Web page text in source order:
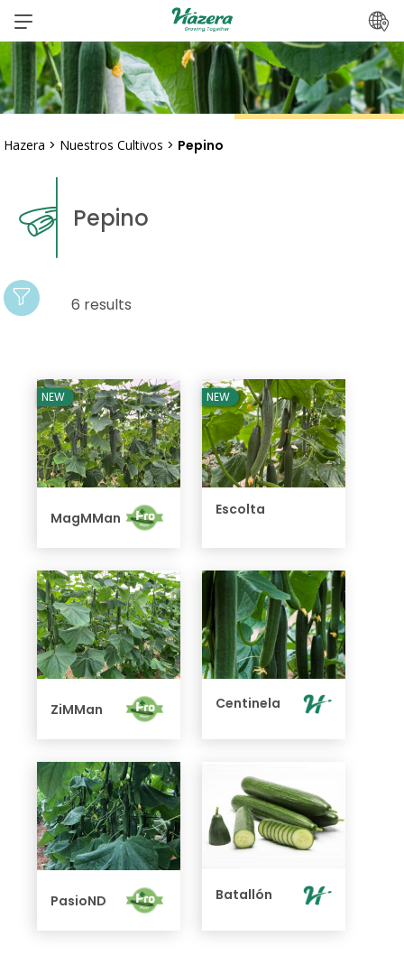
saltar
contenido
Hazera > Nuestros Cultivos > Pepino
Pepino
6 results
NEW
MagMMan
NEW
Escolta
ZiMMan Centinela
PasioND Batallón